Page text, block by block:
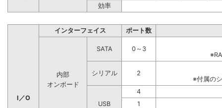
効率
I／O
インターフェイス ポート数
内部
オンボード
SATA
0～3
シリアル
2
※付属の
USB
4
1